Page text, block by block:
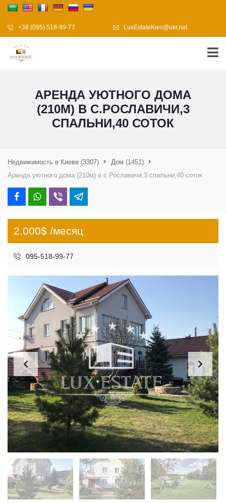
+38 (095) 518-99-77 LuxEstateKiev@ukr.net
АРЕНДА УЮТНОГО ДОМА
(210М) В С.РОСЛАВИЧИ,3
СПАЛЬНИ,40 СОТОК
Недвижимость в Киеве (3307) Дом (1451)
Аренда уютного дома (210м) в с.Рославичи,3 спальни,40 соток
2.000$ /месяц
095-518-99-77